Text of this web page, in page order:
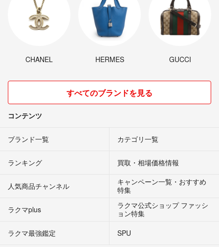
CHANEL HERMES GUCCI
すべてのブランドを見る
コンテンツ
ブランド一覧 カテゴリ一覧
ランキング 買取・相場価格情報
人気商品チャンネル
キャンペーン一覧・おすすめ
特集
ラクマplus
ラクマ公式ショップ ファッシ
ョン特集
ラクマ最強鑑定
SPU